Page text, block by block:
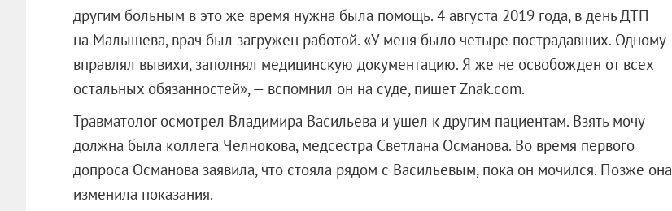
другим больным в это же время нужна была помощь. 4 августа 2019 года, в день ДТП
на Малышева, врач был загружен работой. «У меня было четыре пострадавших. Одному
вправлял вывихи, заполнял медицинскую документацию. Я же не освобожден от всех
остальных обязанностей», — вспомнил он на суде, пишет Znak.com.
Травматолог осмотрел Владимира Васильева и ушел к другим пациентам. Взять мочу
должна была коллега Челнокова, медсестра Светлана Османова. Во время первого
допроса Османова заявила, что стояла рядом с Васильевым, пока он мочился. Позже она
изменила показания.